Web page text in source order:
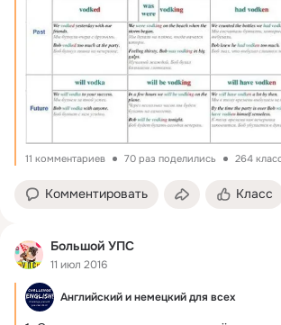
11 комментариев 70 раз поделились 264
Комментировать Класс
Большой УПС
11 июл 2016
Английский и немецкий для всех